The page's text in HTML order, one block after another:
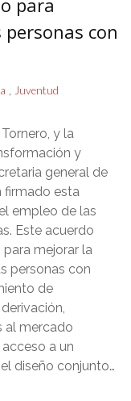
para
con
, Juventud
y la
y
general de
firmado esta
empleo de las
Este acuerdo
mejorar la
personas con
de
al mercado
a un
diseño conjunto…